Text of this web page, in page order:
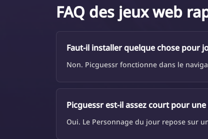
FAQ des jeux web
Faut-il installer quelque chose pour
Non. Picguessr fonctionne dans le
Picguessr est-il assez court pour
Oui. Le Personnage du jour repose sur